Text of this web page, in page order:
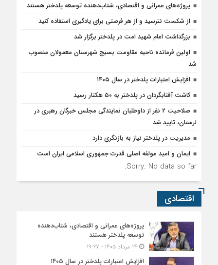
پروژه‌های عمرانی و اقتصادی، شتاب‌دهنده توسعه پلدختر هستند
از شکست نترسید و از هر فرصتی برای یادگیری استفاده کنید
بزرگداشت امام شهید امت در پلدختر برگزار شد
اولین فرمانده ناحیه مقاومت بسیج شهرستان معمولان منصوب
شد
افزایش اعتبارات پلدختر در سال ۱۴۰۵
کاشت آفتابگردان در پلدختر به ۵۰ هکتار رسید
صلاحیت ۲ نفر از داوطلبان نمایندگی مجلس خبرگان رهبری در
لرستان، تایید شد
مدیریت در پلدختر نیاز به بازنگری دارد
ایمان و امید مولفه اصلی قدرت جمهوری اسلامی ایران است
Sorry. No data so far.
اقتصادی
پروژه‌های عمرانی و اقتصادی، شتاب‌دهنده
توسعه پلدختر هستند
افزایش اعتبارات پلدختر در سال ۱۴۰۵